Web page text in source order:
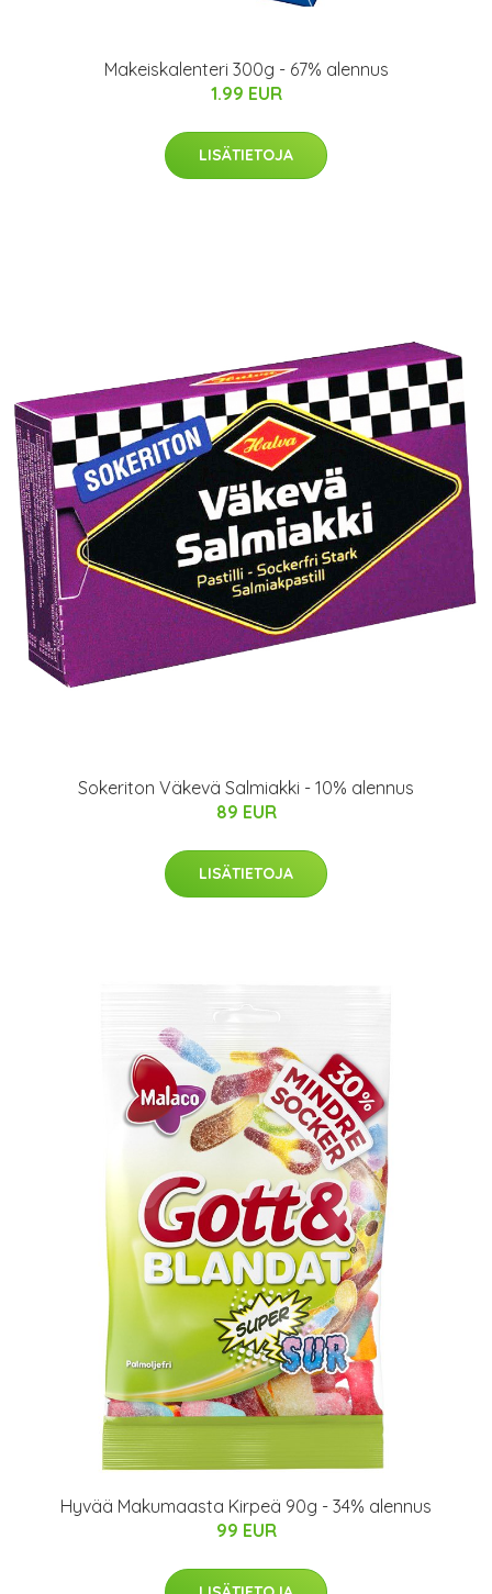
Makeiskalenteri 300g - 67% alennus
1.99 EUR
LISÄTIETOJA
Sokeriton Väkevä Salmiakki - 10% alennus
89 EUR
LISÄTIETOJA
Hyvää Makumaasta Kirpeä 90g - 34% alennus
99 EUR